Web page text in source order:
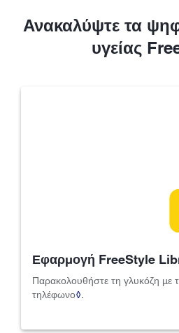
Ανακαλύψτε τα
υγείας
Εφαρμογή FreeStyle
Παρακολουθήστε τη γλυκόζη με
τηλέφωνο◊